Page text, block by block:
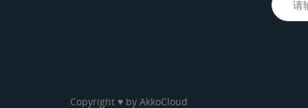
Copyright ♥ by AkkoCloud